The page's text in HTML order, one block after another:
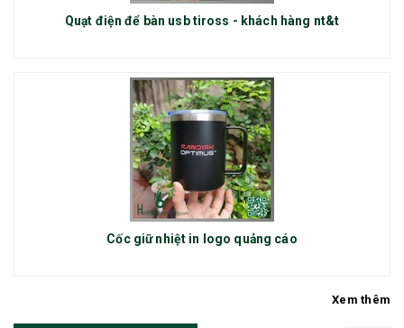
Quạt điện để bàn usb tiross - khách hàng nt&t
Cốc giữ nhiệt in logo quảng cáo
Xem thêm